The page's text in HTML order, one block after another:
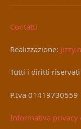
Contatti
Realizzazione:
Tutti i diritti riservati
P.Iva 01419730559
Informativa privacy